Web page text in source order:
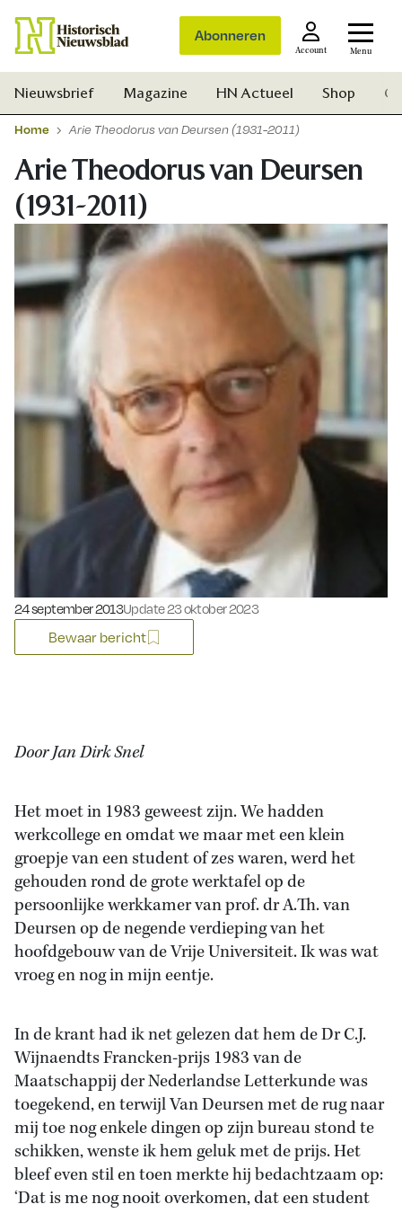
Abonneren
Account Menu
Zoek
Nieuwsbrief Magazine HN Actueel Shop
Home Arie Theodorus van Deursen (1931-2011)
Arie Theodorus van Deursen
(1931-2011)
Gepubliceerd op:
24 september 2013Update 23 oktober 2023
Bewaar bericht
Door Jan Dirk Snel
Het moet in 1983 geweest zijn. We hadden
werkcollege en omdat we maar met een klein
groepje van een student of zes waren, werd het
gehouden rond de grote werktafel op de
persoonlijke werkkamer van prof. dr A.Th. van
Deursen op de negende verdieping van het
hoofdgebouw van de Vrije Universiteit. Ik was wat
vroeg en nog in mijn eentje.
In de krant had ik net gelezen dat hem de Dr C.J.
Wijnaendts Francken-prijs 1983 van de
Maatschappij der Nederlandse Letterkunde was
toegekend, en terwijl Van Deursen met de rug naar
mij toe nog enkele dingen op zijn bureau stond te
schikken, wenste ik hem geluk met de prijs. Het
bleef even stil en toen merkte hij bedachtzaam op:
‘Dat is me nog nooit overkomen, dat een student